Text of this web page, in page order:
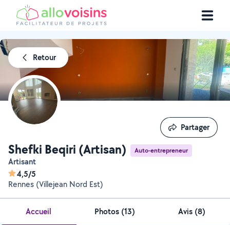
Retour
Shefki Beqiri (Artisan) Auto-entrepreneur
Artisant
4,5/5
Rennes (Villejean Nord Est)
Partager
Partager
Accueil Photos (13) Avis (8)